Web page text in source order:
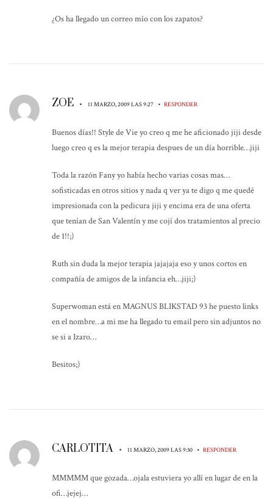
¿Os ha llegado un correo mío con los zapatos?
ZOE • 11 MARZO, 2009 LAS 9:27 • RESPONDER
Buenos días!! Style de Vie yo creo q me he aficionado jiji desde
luego creo q es la mejor terapia despues de un día horrible…jiji
Toda la razón Fany yo había hecho varias cosas mas…
sofisticadas en otros sitios y nada q ver ya te digo q me quedé
impresionada con la pedicura jiji y encima era de una oferta
que tenían de San Valentín y me cojí dos tratamientos al precio
de 1!!;)
Ruth sin duda la mejor terapia jajajaja eso y unos cortos en
compañía de amigos de la infancia eh…jiji;)
Superwoman está en MAGNUS BLIKSTAD 93 he puesto links
en el nombre…a mi me ha llegado tu email pero sin adjuntos no
se si a Izaro…
Besitos;)
CARLOTITA • 11 MARZO, 2009 LAS 9:30 • RESPONDER
MMMMM que gozada…ojala estuviera yo allí en lugar de en la
ofi…jejej…